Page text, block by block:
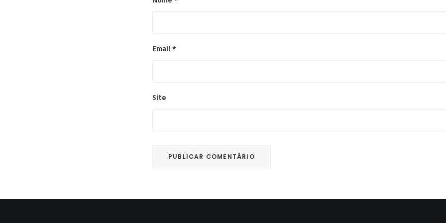
Email *
Site